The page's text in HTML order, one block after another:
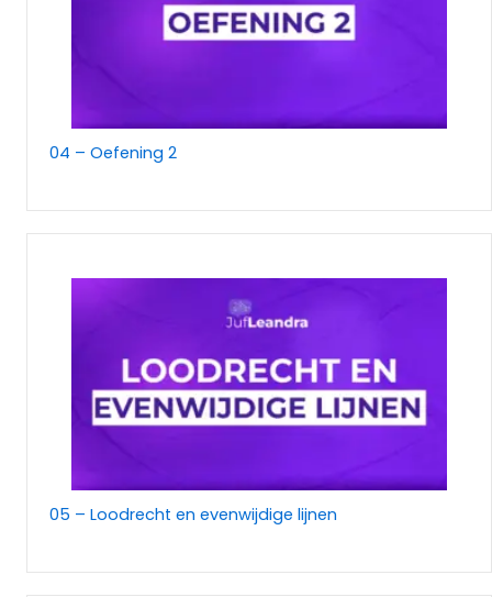
04 – Oefening 2
05 – Loodrecht en evenwijdige lijnen